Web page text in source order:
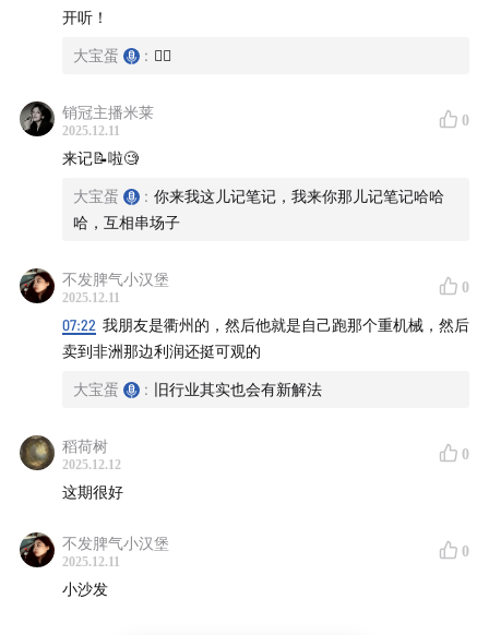
群内会第一时间更新播客信息，并随机掉落行业干货。
微信搜索Doubledann，或扫码添加播客主理人大宝蛋，
备注【听友群】，等待拉你入群。期待和大家在群内有更
深入的交流。
开听！
大宝蛋 : ✌🏻
销冠主播米莱
2025.12.11
0
来记📝啦🧐
大宝蛋 : 你来我这儿记笔记，我来你那儿记笔记哈哈
哈，互相串场子
不发脾气小汉堡
2025.12.11
0
07:22 我朋友是衢州的，然后他就是自己跑那个重机械，然后
卖到非洲那边利润还挺可观的
大宝蛋 : 旧行业其实也会有新解法
稻荷树
2025.12.12
0
这期很好
不发脾气小汉堡
2025.12.11
0
小沙发